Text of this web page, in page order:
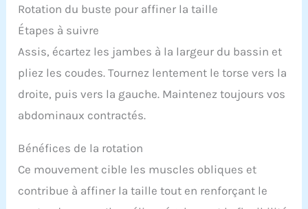
Rotation du buste pour affiner la taille
Étapes à suivre
Assis, écartez les jambes à la largeur du bassin et
pliez les coudes. Tournez lentement le torse vers la
droite, puis vers la gauche. Maintenez toujours vos
abdominaux contractés.
Bénéfices de la rotation
Ce mouvement cible les muscles obliques et
contribue à affiner la taille tout en renforçant le